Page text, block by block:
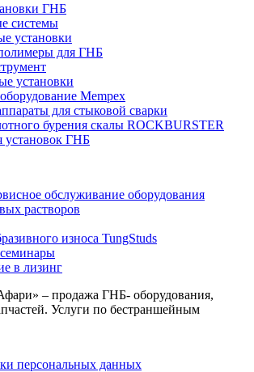
ГНБ
системы
установки
для ГНБ
установки
Mempex
для стыковой сварки
бурения скалы ROCKBURSTER
установок ГНБ
обслуживание оборудования
растворов
износа TungStuds
в лизинг
– продажа ГНБ- оборудования,
Услуги по бестраншейным
персональных данных